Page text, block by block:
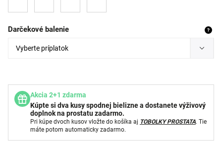
Darčekové balenie ?
Akcia 2+1 zdarma
Kúpte si dva kusy spodnej bielizne a dostanete výživový
doplnok na prostatu zadarmo.
Pri kúpe dvoch kusov vložte do košíka aj TOBOLKY PROSTATA. Tie
máte potom automaticky zadarmo.